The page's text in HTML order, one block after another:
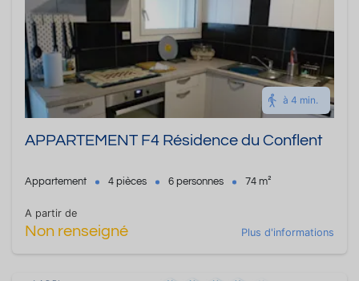
à 4 min.
APPARTEMENT F4 Résidence du Conflent
Appartement 4 pièces 6 personnes 74 m²
A partir de
Non renseigné Plus d'informations